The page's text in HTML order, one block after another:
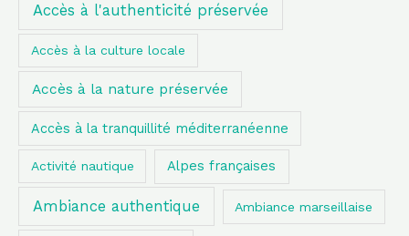
Accès à l'authenticité préservée
Accès à la culture locale
Accès à la nature préservée
Accès à la tranquillité méditerranéenne
Activité nautique Alpes françaises
Ambiance authentique Ambiance marseillaise